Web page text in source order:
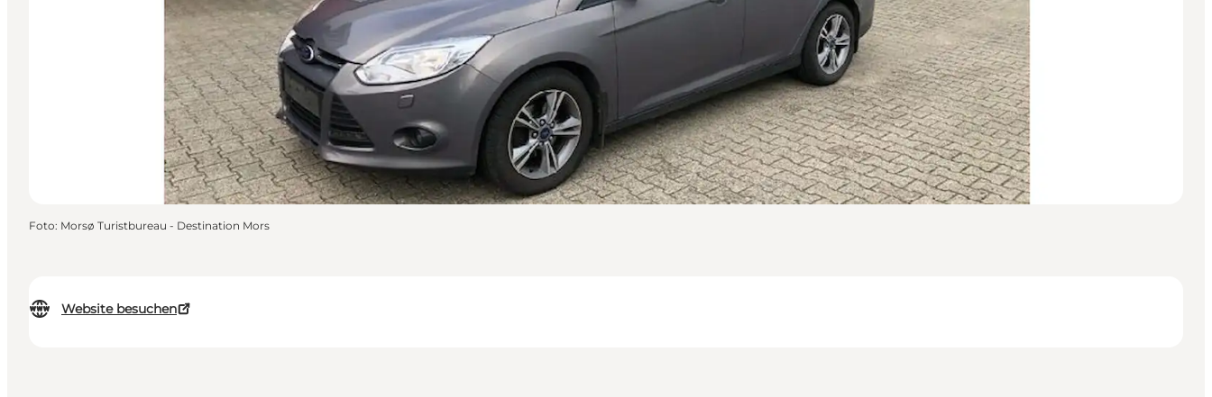
Website besuchen
Foto: Morsø Turistbureau - Destination Mors